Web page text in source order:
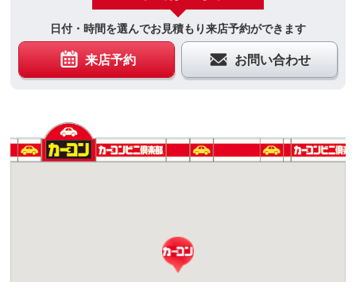
日付・時間を選んでお見積もり来店予約ができます
来店予約 お問い合わせ